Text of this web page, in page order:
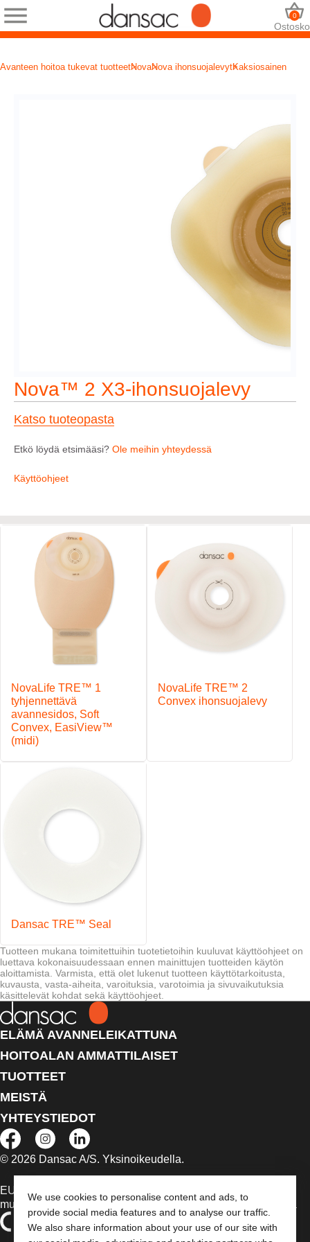
We use cookies to personalise content and ads, to
provide social media features and to analyse our traffic.
We also share information about your use of our site with
0
Avanteen hoitoa tukevat tuotteetNovaNova ihonsuojalevytKaksiosainen
Nova™ 2 X3-ihonsuojalevy
Katso tuoteopasta
Etkö löydä etsimääsi? Ole meihin yhteydessä
Käyttöohjeet
NovaLife TRE™ 1
tyhjennettävä
avannesidos, Soft
Convex, EasiView™
(midi)
NovaLife TRE™ 2
Convex ihonsuojalevy
Dansac TRE™ Seal
Tuotteen mukana toimitettuihin tuotetietoihin kuuluvat käyttöohjeet on
luettava kokonaisuudessaan ennen mainittujen tuotteiden käytön
aloittamista. Varmista, että olet lukenut tuotteen käyttötarkoitusta,
kuvausta, vasta-aiheita, varoituksia, varotoimia ja sivuvaikutuksia
käsittelevät kohdat sekä käyttöohjeet.
ELÄMÄ AVANNELEIKATTUNA
HOITOALAN AMMATTILAISET
TUOTTEET
MEISTÄ
YHTEYSTIEDOT
© 2026 Dansac A/S. Yksinoikeudella.
EU:n alueella myytävät lääkinnälliset laitteet on tapauksen
mukaan merkitty jommallakummalla seuraavista symboleista